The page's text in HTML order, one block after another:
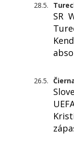
28.5.
SR
26.5.